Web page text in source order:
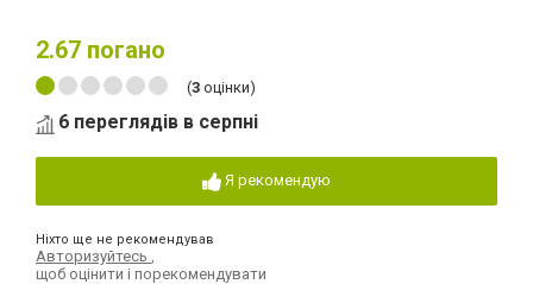
2.67 погано
(3 оцінки)
6 переглядів в серпні
Я рекомендую
Ніхто ще не рекомендував
Авторизуйтесь
щоб оцінити і порекомендувати